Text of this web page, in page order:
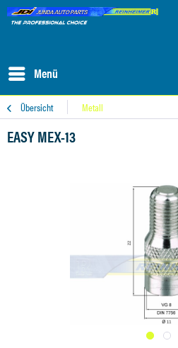
Menü
Übersicht Metall
EASY MEX-13